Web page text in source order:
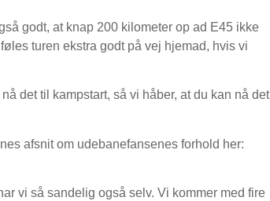
godt, at knap 200 kilometer op ad E45 ikke
turen ekstra godt på vej hjemad, hvis vi
det til kampstart, så vi håber, at du kan nå det
afsnit om udebanefansenes forhold her:
vi så sandelig også selv. Vi kommer med fire